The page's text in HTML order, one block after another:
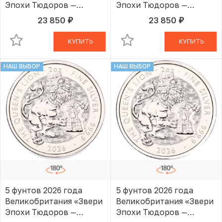
Эпохи Тюдоров —
Королевский Лев»
23 850 руб.
В КОРЗИНЕ
КУПИТЬ
Эпохи Тюдоров —
Королевский Лев»
23 850 руб.
В КОРЗИНЕ
КУПИТЬ
НАШ ВЫБОР
5 фунтов 2026 года
Великобритания «Звери
Эпохи Тюдоров —
НАШ ВЫБОР
5 фунтов 2026 года
Великобритания «Звери
Эпохи Тюдоров —